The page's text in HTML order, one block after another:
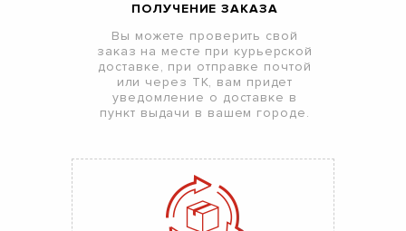
ПОЛУЧЕНИЕ ЗАКАЗА
Вы можете проверить свой
заказ на месте при курьерской
доставке, при отправке почтой
или через ТК, вам придет
уведомление о доставке в
пункт выдачи в вашем городе.